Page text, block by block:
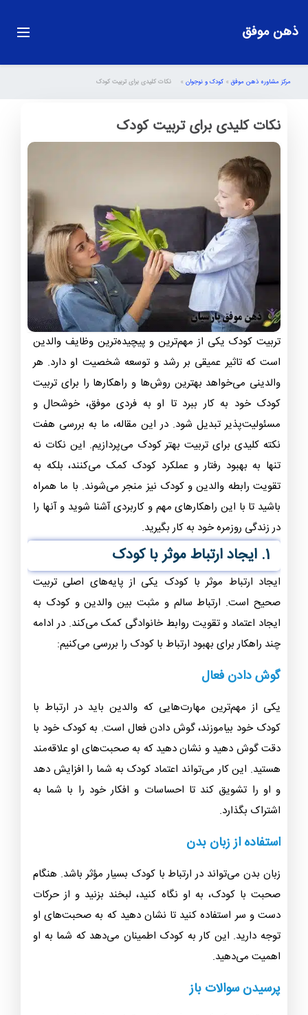
ذهن موفق
مرکز مشاوره ذهن موفق » کودک و نوجوان » نکات کلیدی برای تربیت کودک
نکات کلیدی برای تربیت کودک
تربیت کودک یکی از مهم‌ترین و پیچیده‌ترین وظایف والدین
است که تاثیر عمیقی بر رشد و توسعه شخصیت او دارد. هر
والدینی می‌خواهد بهترین روش‌ها و راهکارها را برای تربیت
کودک خود به کار ببرد تا او به فردی موفق، خوشحال و
مسئولیت‌پذیر تبدیل شود. در این مقاله، ما به بررسی هفت
نکته کلیدی برای تربیت بهتر کودک می‌پردازیم. این نکات نه
تنها به بهبود رفتار و عملکرد کودک کمک می‌کنند، بلکه به
تقویت رابطه والدین و کودک نیز منجر می‌شوند. با ما همراه
باشید تا با این راهکارهای مهم و کاربردی آشنا شوید و آنها را
در زندگی روزمره خود به کار بگیرید.
ایجاد ارتباط موثر با کودک یکی از پایه‌های اصلی تربیت
صحیح است. ارتباط سالم و مثبت بین والدین و کودک به
ایجاد اعتماد و تقویت روابط خانوادگی کمک می‌کند. در ادامه
چند راهکار برای بهبود ارتباط با کودک را بررسی می‌کنیم:
گوش دادن فعال
یکی از مهم‌ترین مهارت‌هایی که والدین باید در ارتباط با
کودک خود بیاموزند، گوش دادن فعال است. به کودک خود با
دقت گوش دهید و نشان دهید که به صحبت‌های او علاقه‌مند
هستید. این کار می‌تواند اعتماد کودک به شما را افزایش دهد
و او را تشویق کند تا احساسات و افکار خود را با شما به
اشتراک بگذارد.
استفاده از زبان بدن
زبان بدن می‌تواند در ارتباط با کودک بسیار مؤثر باشد. هنگام
صحبت با کودک، به او نگاه کنید، لبخند بزنید و از حرکات
دست و سر استفاده کنید تا نشان دهید که به صحبت‌های او
توجه دارید. این کار به کودک اطمینان می‌دهد که شما به او
اهمیت می‌دهید.
پرسیدن سوالات باز